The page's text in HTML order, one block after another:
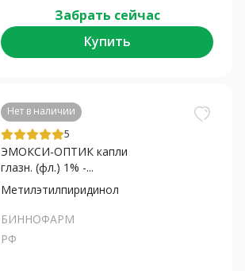
Забрать сейчас
Купить
Нет в наличии
5
ЭМОКСИ-ОПТИК капли
глазн. (фл.) 1% -...
Метилэтилпиридинол
БИННОФАРМ
РФ